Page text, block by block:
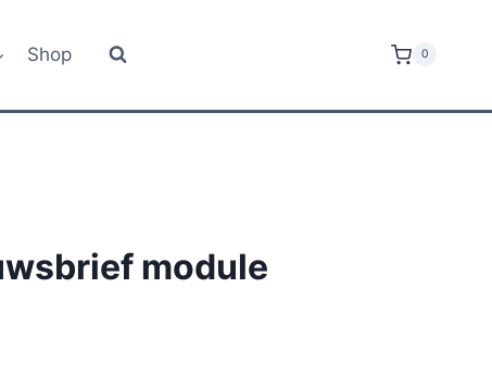
Shop 0
module